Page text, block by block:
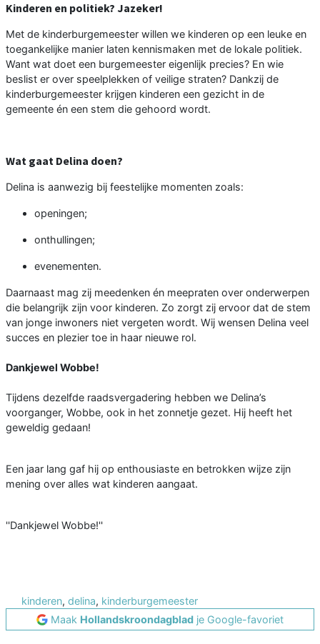
Kinderen en politiek? Jazeker!
Met de kinderburgemeester willen we kinderen op een leuke en
toegankelijke manier laten kennismaken met de lokale politiek.
Want wat doet een burgemeester eigenlijk precies? En wie
beslist er over speelplekken of veilige straten? Dankzij de
kinderburgemeester krijgen kinderen een gezicht in de
gemeente én een stem die gehoord wordt.
Wat gaat Delina doen?
Delina is aanwezig bij feestelijke momenten zoals:
openingen;
onthullingen;
evenementen.
Daarnaast mag zij meedenken én meepraten over onderwerpen
die belangrijk zijn voor kinderen. Zo zorgt zij ervoor dat de stem
van jonge inwoners niet vergeten wordt. Wij wensen Delina veel
succes en plezier toe in haar nieuwe rol.
Dankjewel Wobbe!
Tijdens dezelfde raadsvergadering hebben we Delina’s
voorganger, Wobbe, ook in het zonnetje gezet. Hij heeft het
geweldig gedaan!
Een jaar lang gaf hij op enthousiaste en betrokken wijze zijn
mening over alles wat kinderen aangaat.
''Dankjewel Wobbe!''
kinderen, delina, kinderburgemeester
Maak Hollandskroondagblad je Google-favoriet